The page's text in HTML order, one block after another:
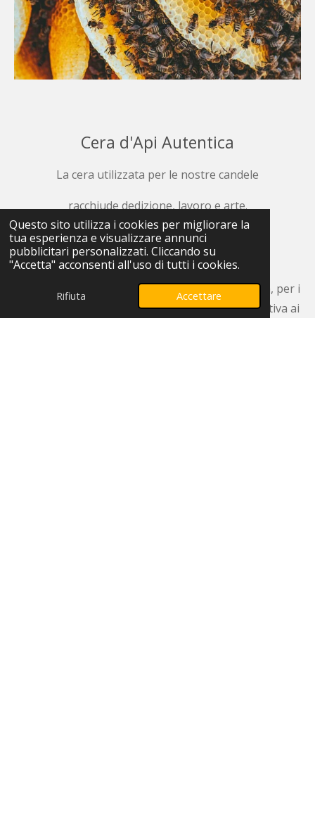
Questo sito utilizza i cookies per migliorare la
tua esperienza e visualizzare annunci
pubblicitari personalizzati. Cliccando su
"Accetta" acconsenti all'uso di tutti i cookies.
Rifiuta Accettare
Cera d'Api Autentica
La cera utilizzata per le nostre candele
racchiude dedizione, lavoro e arte.
Trova l'Ispirazione
Ideale per chi ama colorare, per gli artisti in erba, per i
genitori che vogliono offrire un'esperienza creativa ai